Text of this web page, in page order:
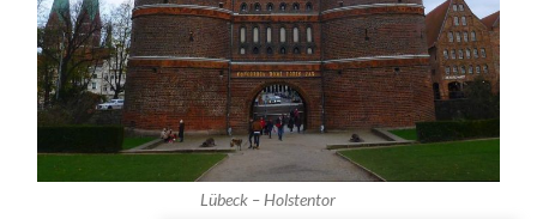
Lübeck – Holstentor